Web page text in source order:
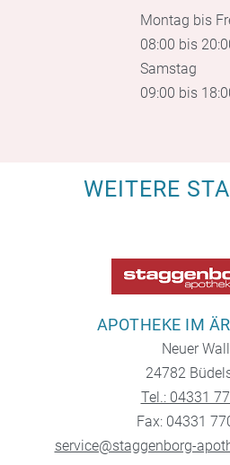
Montag bis
08:00 bis
Samstag
09:00 bis
WEITERE
APOTHEKE IM
Neuer
24782
Tel.: 04331
Fax: 04331
service@staggenborg-